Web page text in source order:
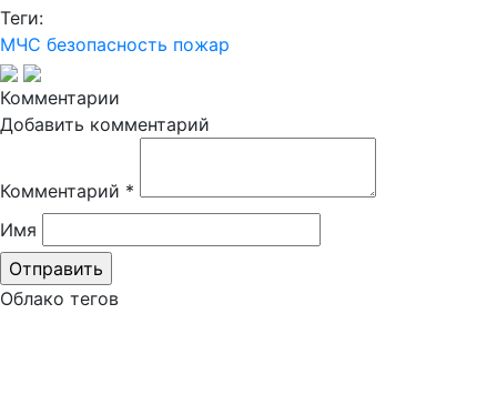
Теги:
МЧС безопасность пожар
Комментарии
Добавить комментарий
Комментарий *
Имя
Облако тегов